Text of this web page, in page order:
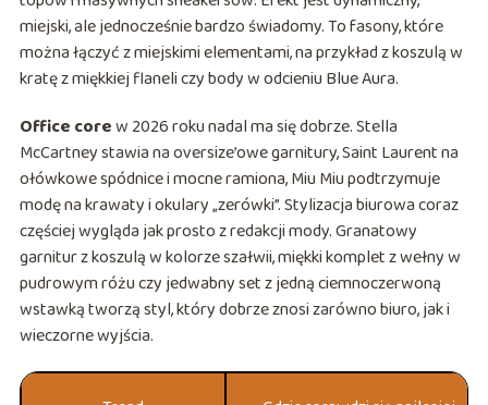
miejski, ale jednocześnie bardzo świadomy. To fasony, które
można łączyć z miejskimi elementami, na przykład z koszulą w
kratę z miękkiej flaneli czy body w odcieniu Blue Aura.
Office corew 2026 roku nadal ma się dobrze. Stella
McCartney stawia na oversize’owe garnitury, Saint Laurent na
ołówkowe spódnice i mocne ramiona, Miu Miu podtrzymuje
modę na krawaty i okulary „zerówki”. Stylizacja biurowa coraz
częściej wygląda jak prosto z redakcji mody. Granatowy
garnitur z koszulą w kolorze szałwii, miękki komplet z wełny w
pudrowym różu czy jedwabny set z jedną ciemnoczerwoną
wstawką tworzą styl, który dobrze znosi zarówno biuro, jak i
wieczorne wyjścia.